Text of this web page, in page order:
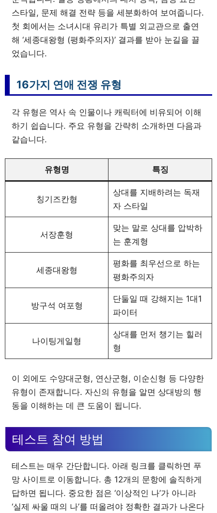
스타일, 문제 해결 전략 등을 세분화하여 보여줍니다.
첫 회에서는 소녀시대 유리가 특별 외교관으로 출연
해 ‘세종대왕형 (평화주의자)’ 결과를 받아 눈길을 끌
었습니다.
16가지 연애 전쟁 유형
각 유형은 역사 속 인물이나 캐릭터에 비유되어 이해
하기 쉽습니다. 주요 유형을 간략히 소개하면 다음과
같습니다.
유형명 특징
칭기즈칸형
상대를 지배하려는 독재
자 스타일
서장훈형
맞는 말로 상대를 압박하
는 훈계형
세종대왕형
평화를 최우선으로 하는
평화주의자
방구석 여포형
단둘일 때 강해지는 1대1
파이터
나이팅게일형
상대를 먼저 챙기는 힐러
형
이 외에도 수양대군형, 연산군형, 이순신형 등 다양한
유형이 존재합니다. 자신의 유형을 알면 상대방의 행
동을 이해하는 데 큰 도움이 됩니다.
테스트 참여 방법
테스트는 매우 간단합니다. 아래 링크를 클릭하면 푸
망 사이트로 이동합니다. 총 12개의 문항에 솔직하게
답하면 됩니다. 중요한 점은 ‘이상적인 나’가 아니라
‘실제 싸울 때의 나’를 떠올려야 정확한 결과가 나온다